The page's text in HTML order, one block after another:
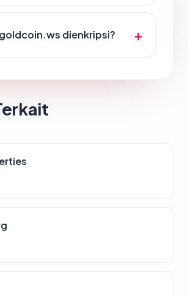
dienkripsi?